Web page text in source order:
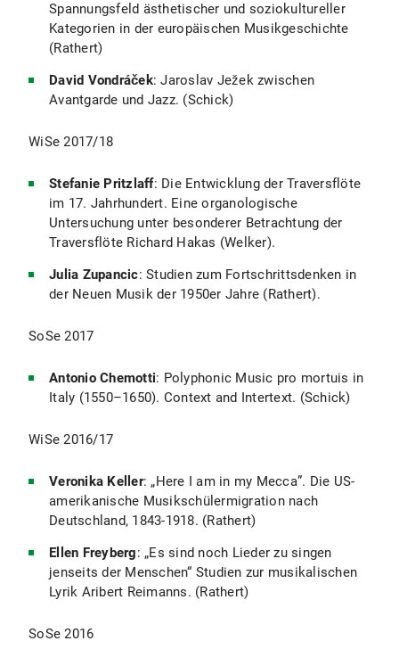
Spannungsfeld ästhetischer und soziokultureller
Kategorien in der europäischen Musikgeschichte
(Rathert)
David Vondráček: Jaroslav Ježek zwischen
Avantgarde und Jazz. (Schick)
WiSe 2017/18
Stefanie Pritzlaff: Die Entwicklung der Traversflöte
im 17. Jahrhundert. Eine organologische
Untersuchung unter besonderer Betrachtung der
Traversflöte Richard Hakas (Welker).
Julia Zupancic: Studien zum Fortschrittsdenken in
der Neuen Musik der 1950er Jahre (Rathert).
SoSe 2017
Antonio Chemotti: Polyphonic Music pro mortuis in
Italy (1550–1650). Context and Intertext. (Schick)
WiSe 2016/17
Veronika Keller: „Here I am in my Mecca”. Die US-
amerikanische Musikschülermigration nach
Deutschland, 1843-1918. (Rathert)
Ellen Freyberg: „Es sind noch Lieder zu singen
jenseits der Menschen“ Studien zur musikalischen
Lyrik Aribert Reimanns. (Rathert)
SoSe 2016